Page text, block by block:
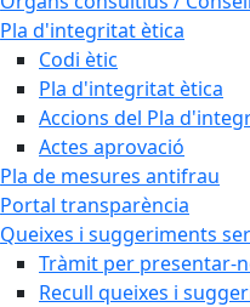
Pla d'integritat ètica
Codi ètic
Pla d'integritat ètica
Accions del Pla
Actes aprovació
Pla de mesures antifrau
Portal transparència
Queixes i suggeriments
Tràmit per presentar-
Recull queixes i